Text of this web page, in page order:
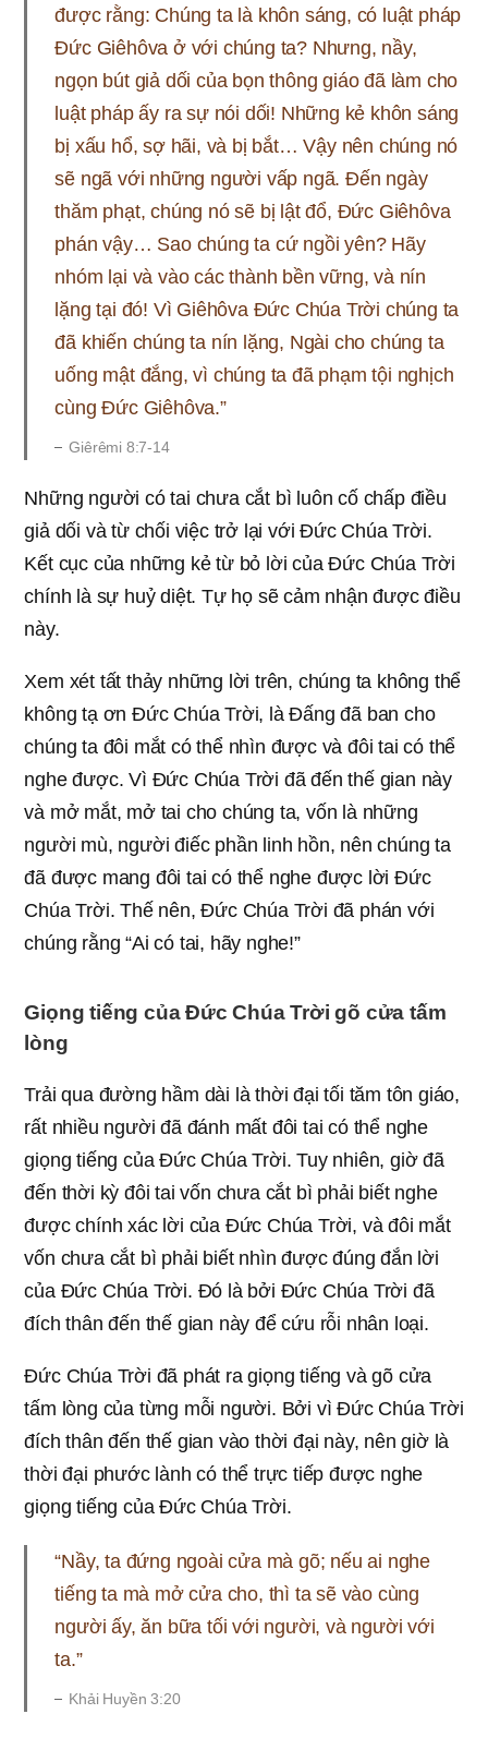
được rằng: Chúng ta là khôn sáng, có luật pháp
Đức Giêhôva ở với chúng ta? Nhưng, nầy,
ngọn bút giả dối của bọn thông giáo đã làm cho
luật pháp ấy ra sự nói dối! Những kẻ khôn sáng
bị xấu hổ, sợ hãi, và bị bắt… Vậy nên chúng nó
sẽ ngã với những người vấp ngã. Đến ngày
thăm phạt, chúng nó sẽ bị lật đổ, Đức Giêhôva
phán vậy… Sao chúng ta cứ ngồi yên? Hãy
nhóm lại và vào các thành bền vững, và nín
lặng tại đó! Vì Giêhôva Đức Chúa Trời chúng ta
đã khiến chúng ta nín lặng, Ngài cho chúng ta
uống mật đắng, vì chúng ta đã phạm tội nghịch
cùng Đức Giêhôva.”
Giêrêmi 8:7-14
Những người có tai chưa cắt bì luôn cố chấp điều
giả dối và từ chối việc trở lại với Đức Chúa Trời.
Kết cục của những kẻ từ bỏ lời của Đức Chúa Trời
chính là sự huỷ diệt. Tự họ sẽ cảm nhận được điều
này.
Xem xét tất thảy những lời trên, chúng ta không thể
không tạ ơn Đức Chúa Trời, là Đấng đã ban cho
chúng ta đôi mắt có thể nhìn được và đôi tai có thể
nghe được. Vì Đức Chúa Trời đã đến thế gian này
và mở mắt, mở tai cho chúng ta, vốn là những
người mù, người điếc phần linh hồn, nên chúng ta
đã được mang đôi tai có thể nghe được lời Đức
Chúa Trời. Thế nên, Đức Chúa Trời đã phán với
chúng rằng “Ai có tai, hãy nghe!”
Giọng tiếng của Đức Chúa Trời gõ cửa tấm
lòng
Trải qua đường hầm dài là thời đại tối tăm tôn giáo,
rất nhiều người đã đánh mất đôi tai có thể nghe
giọng tiếng của Đức Chúa Trời. Tuy nhiên, giờ đã
đến thời kỳ đôi tai vốn chưa cắt bì phải biết nghe
được chính xác lời của Đức Chúa Trời, và đôi mắt
vốn chưa cắt bì phải biết nhìn được đúng đắn lời
của Đức Chúa Trời. Đó là bởi Đức Chúa Trời đã
đích thân đến thế gian này để cứu rỗi nhân loại.
Đức Chúa Trời đã phát ra giọng tiếng và gõ cửa
tấm lòng của từng mỗi người. Bởi vì Đức Chúa Trời
đích thân đến thế gian vào thời đại này, nên giờ là
thời đại phước lành có thể trực tiếp được nghe
giọng tiếng của Đức Chúa Trời.
“Nầy, ta đứng ngoài cửa mà gõ; nếu ai nghe
tiếng ta mà mở cửa cho, thì ta sẽ vào cùng
người ấy, ăn bữa tối với người, và người với
ta.”
Khải Huyền 3:20